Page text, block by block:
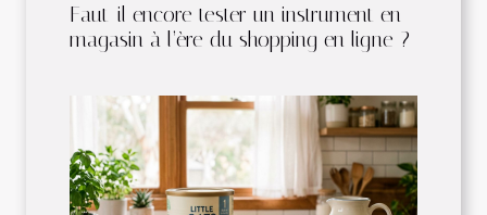
Faut-il encore tester un instrument en
magasin à l’ère du shopping en ligne ?